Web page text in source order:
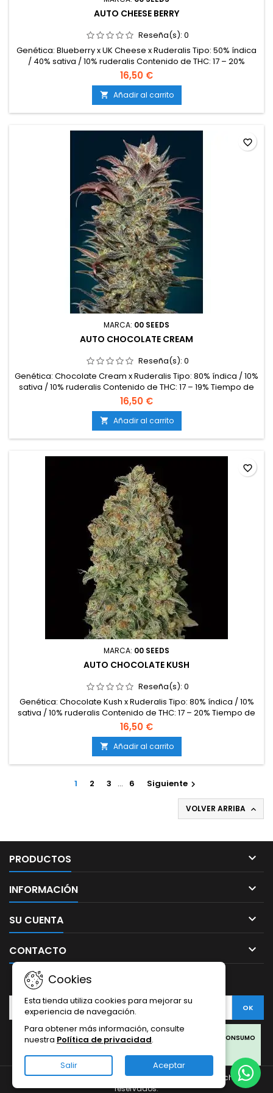
AUTO CHEESE BERRY
Reseña(s): 0
Genética: Blueberry x UK Cheese x Ruderalis Tipo: 50% índica
/ 40% sativa / 10% ruderalis Contenido de THC: 17 – 20%
Tiempo de floración: 65 – 70 días desde la germinación
Producción en interior: 400 – 500 g/m² Producción en
exterior: 70 – 130 g/planta Altura: 80 – 120 cm en interior; hasta
150 cm en exterior Aromas y sabores: Intensos y complejos;...
16,50 €
 Añadir al carrito
MARCA: 00 SEEDS
AUTO CHOCOLATE CREAM
Reseña(s): 0
Genética: Chocolate Cream x Ruderalis Tipo: 80% índica / 10%
sativa / 10% ruderalis Contenido de THC: 17 – 19% Tiempo de
floración: 65 – 70 días desde la germinación Producción en
interior: 400 – 500 g/m² Producción en exterior: 70 – 130
g/planta Altura: 80 – 110 cm en interior; hasta 140 cm en
exterior Aromas y sabores: Dulces y cremosos, con matices
de...
16,50 €
 Añadir al carrito
favorite_border
MARCA: 00 SEEDS
AUTO CHOCOLATE KUSH
Reseña(s): 0
Genética: Chocolate Kush x Ruderalis Tipo: 80% índica / 10%
sativa / 10% ruderalis Contenido de THC: 17 – 20% Tiempo de
floración: 65 – 70 días desde la germinación Producción en
interior: 400 – 500 g/m² Producción en exterior: 70 – 130
g/planta Altura: 80 – 110 cm en interior; hasta 140 cm en
exterior Aromas y sabores: Intensos y dulces, con notas de...
16,50 €
 Añadir al carrito
favorite_border
1 2 3 … 6 Siguiente 
VOLVER ARRIBA 
PRODUCTOS 
INFORMACIÓN 
SU CUENTA 
CONTACTO 
Cookies
Esta tienda utiliza cookies para mejorar su
experiencia de navegación.
Para obtener más información, consulte
nuestra Política de privacidad.
Salir Aceptar
Facebook
Twitter
Rss LinkedIn
LOS PRODUCTOS SON SOLO PARA COLECCIONISMO Y NO PARA CONSUMO
HUMANO.
LOS PRODUCTOS DE CBD OFERTADOS EN ESTA WEB PROVIENEN DEL
© Copyright 2026 Sativa Grow Shop. Todos los derechos
reservados.